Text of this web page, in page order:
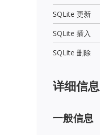
SQLite 更新
SQLite 插入
SQLite 删除
详细信息
一般信息